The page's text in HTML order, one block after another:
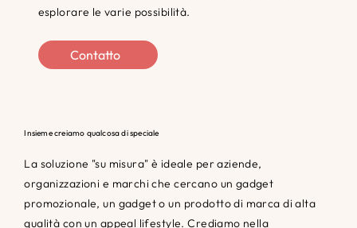
esplorare le varie possibilità.
Contatto
Insieme creiamo qualcosa di speciale
La soluzione "su misura" è ideale per aziende,
organizzazioni e marchi che cercano un gadget
promozionale, un gadget o un prodotto di marca di alta
qualità con un appeal lifestyle. Crediamo nella